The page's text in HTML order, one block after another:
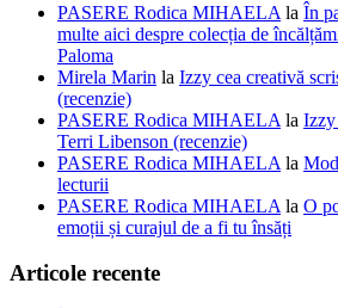
PASERE Rodica MIHAELA la În
multe aici despre colecția de
Paloma
Mirela Marin la Izzy cea creativă
(recenzie)
PASERE Rodica MIHAELA la Izzy
Terri Libenson (recenzie)
PASERE Rodica MIHAELA la
lecturii
PASERE Rodica MIHAELA la O
emoții și curajul de a fi tu însăți
Articole recente